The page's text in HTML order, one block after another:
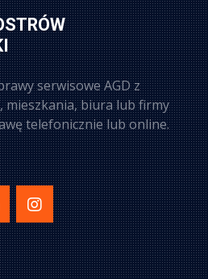
serwisowe AGD z
mieszkania, biura lub firmy
telefonicznie lub online.